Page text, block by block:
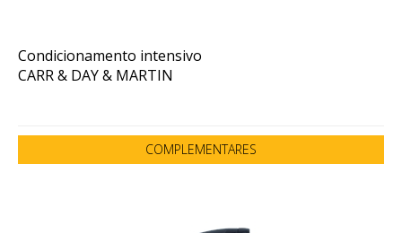
Condicionamento intensivo
CARR & DAY & MARTIN
COMPLEMENTARES